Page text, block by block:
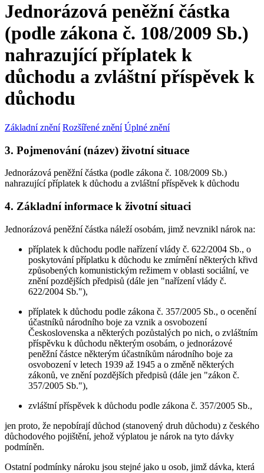
Jednorázová peněžní částka
(podle zákona č. 108/2009 Sb.)
nahrazující příplatek k
důchodu a zvláštní příspěvek k
důchodu
Základní znění Rozšířené znění Úplné znění
3. Pojmenování (název) životní situace
Jednorázová peněžní částka (podle zákona č. 108/2009 Sb.)
nahrazující příplatek k důchodu a zvláštní příspěvek k důchodu
4. Základní informace k životní situaci
Jednorázová peněžní částka náleží osobám, jimž nevznikl nárok na:
příplatek k důchodu podle nařízení vlády č. 622/2004 Sb., o
poskytování příplatku k důchodu ke zmírnění některých křivd
způsobených komunistickým režimem v oblasti sociální, ve
znění pozdějších předpisů (dále jen "nařízení vlády č.
622/2004 Sb."),
příplatek k důchodu podle zákona č. 357/2005 Sb., o ocenění
účastníků národního boje za vznik a osvobození
Československa a některých pozůstalých po nich, o zvláštním
příspěvku k důchodu některým osobám, o jednorázové
peněžní částce některým účastníkům národního boje za
osvobození v letech 1939 až 1945 a o změně některých
zákonů, ve znění pozdějších předpisů (dále jen "zákon č.
357/2005 Sb."),
zvláštní příspěvek k důchodu podle zákona č. 357/2005 Sb.,
jen proto, že nepobírají důchod (stanovený druh důchodu) z českého
důchodového pojištění, jehož výplatou je nárok na tyto dávky
podmíněn.
Ostatní podmínky nároku jsou stejné jako u osob, jimž dávka, která